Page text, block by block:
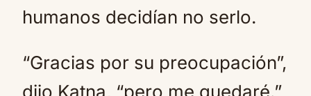
humanos decidían no serlo.
“Gracias por su preocupación”,